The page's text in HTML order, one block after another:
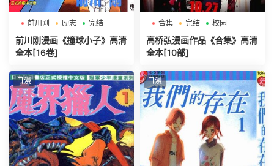
前川刚 励志 完结
前川刚漫画《撞球小子》高清
全本[16卷]
合集 完结 校园
高桥弘漫画作品《合集》高清
全本[10部]
日漫 日漫